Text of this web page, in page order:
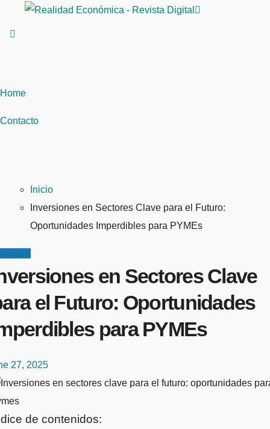
Home
Contacto
Inicio
Inversiones en Sectores Clave para el Futuro:
Oportunidades Imperdibles para PYMEs
en Sectores Clave
el Futuro: Oportunidades
para PYMEs
27, 2025
de contenidos: